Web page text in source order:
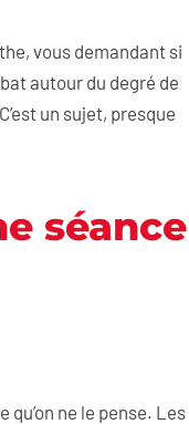
vous demandant si
autour du degré de
un sujet, presque
séance
qu’on ne le pense. Les